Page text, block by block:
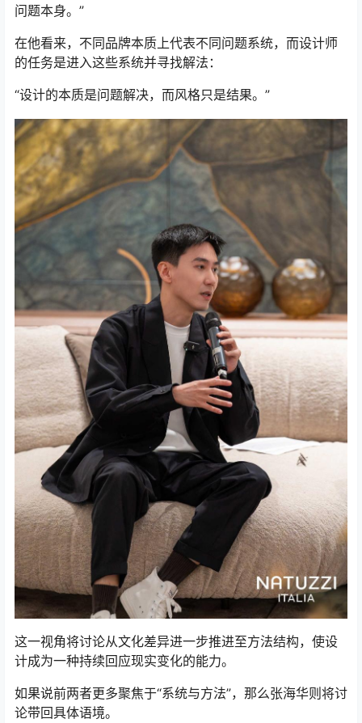
问题本身。”
在他看来，不同品牌本质上代表不同问题系统，而设计师
的任务是进入这些系统并寻找解法：
“设计的本质是问题解决，而风格只是结果。”
这一视角将讨论从文化差异进一步推进至方法结构，使设
计成为一种持续回应现实变化的能力。
如果说前两者更多聚焦于“系统与方法”，那么张海华则将讨
论带回具体语境。